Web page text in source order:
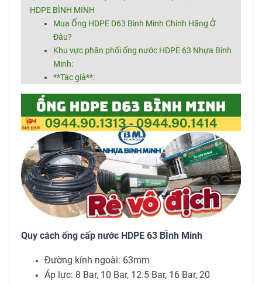
HDPE BÌNH MINH
Mua Ống HDPE D63 Bình Minh Chính Hãng Ở
Đâu?
Khu vực phân phối ống nước HDPE 63 Nhựa Bình
Minh:
**Tác giả**:
Quy cách ống cấp nước HDPE 63 BÌnh Minh
Đường kính ngoài: 63mm
Áp lực: 8 Bar, 10 Bar, 12.5 Bar, 16 Bar, 20